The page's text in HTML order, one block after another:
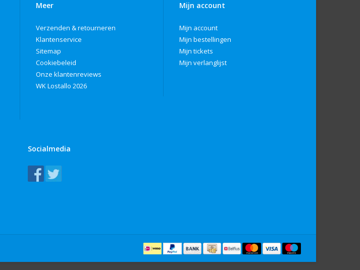
Meer
Verzenden & retourneren
Klantenservice
Sitemap
Cookiebeleid
Onze klantenreviews
WK Lostallo 2026
Mijn account
Mijn account
Mijn bestellingen
Mijn tickets
Mijn verlanglijst
Socialmedia